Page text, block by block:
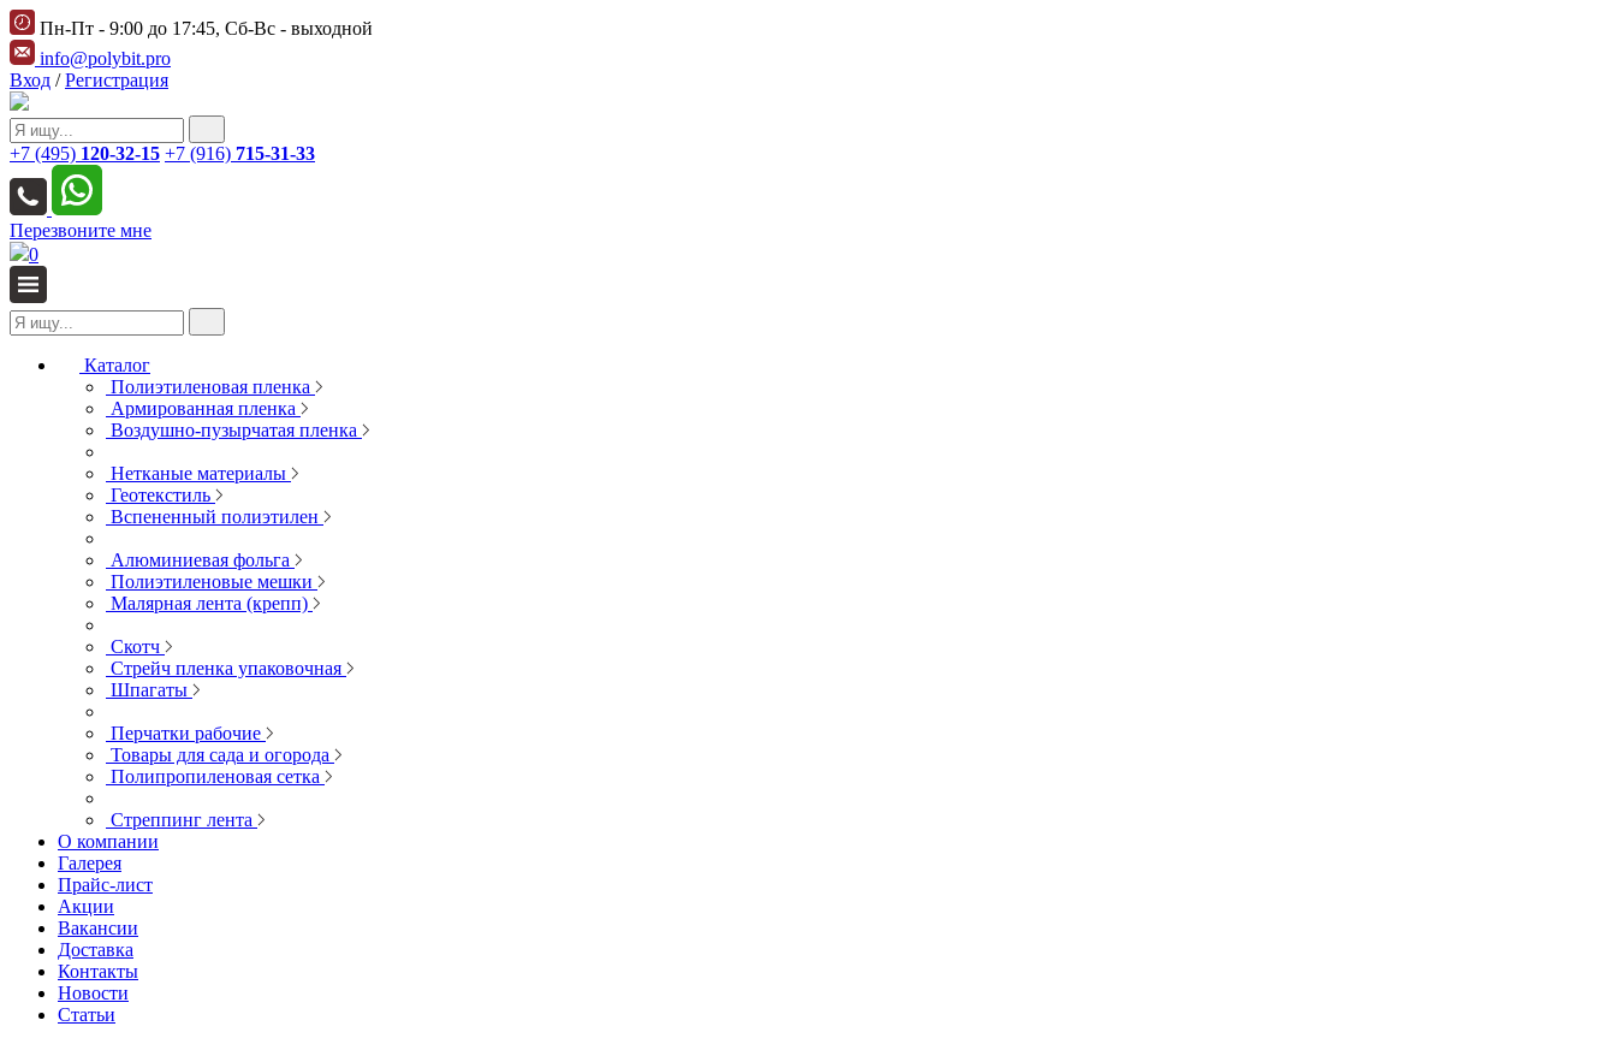
Пн-Пт - 9:00 до 17:45, Сб-Вс - выходной
info@polybit.pro
Вход /Регистрация
+7 (495) 120-32-15 +7 (916) 715-31-33
Перезвоните мне
0
Каталог
Полиэтиленовая пленка
Армированная пленка
Воздушно-пузырчатая пленка
Нетканые материалы
Геотекстиль
Вспененный полиэтилен
Алюминиевая фольга
Полиэтиленовые мешки
Малярная лента (крепп)
Скотч
Стрейч пленка упаковочная
Шпагаты
Перчатки рабочие
Товары для сада и огорода
Полипропиленовая сетка
Стреппинг лента
О компании
Галерея
Прайс-лист
Акции
Вакансии
Доставка
Контакты
Новости
Статьи